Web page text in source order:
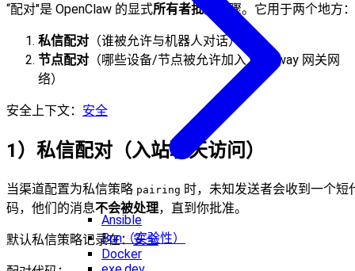
Ansible
Bun（实验性）
Docker
“配对"是 OpenClaw 的显式所有者批准 步骤。它用于两个地方：
私信配对 （谁被允许与机器人对话）
节点配对 （哪些设备/节点被允许加入 Gateway 网关网
络）
安全上下文： 安全
1）私信配对（入站聊天访问）
当渠道配置为私信策略 pairing 时，未知发送者会收到一个短
码，他们的消息不会被处理，直到你批准。
默认私信策略记录在：安全